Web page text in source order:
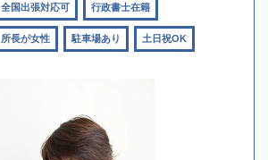
全国出張対応可 行政書士在籍
所長が女性 駐車場あり 土日祝OK